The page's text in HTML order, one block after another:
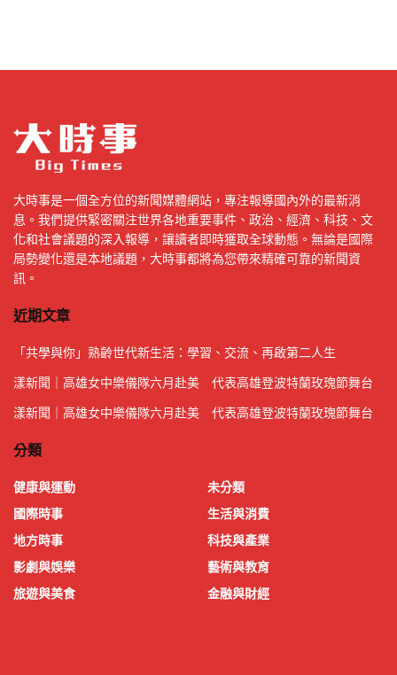
大時事是一個全方位的新聞媒體網站，專注報導國內外的最新消
息。我們提供緊密關注世界各地重要事件、政治、經濟、科技、文
化和社會議題的深入報導，讓讀者即時獲取全球動態。無論是國際
局勢變化還是本地議題，大時事都將為您帶來精確可靠的新聞資
訊。
近期文章
「共學與你」熟齡世代新生活：學習、交流、再啟第二人生
漾新聞｜高雄女中樂儀隊六月赴美 代表高雄登波特蘭玫瑰節舞台
漾新聞｜高雄女中樂儀隊六月赴美 代表高雄登波特蘭玫瑰節舞台
分類
健康與運動
國際時事
地方時事
影劇與娛樂
旅遊與美食
未分類
生活與消費
科技與產業
藝術與教育
金融與財經